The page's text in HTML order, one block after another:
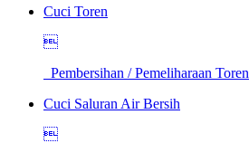
Cuci Toren

Pembersihan / Pemeliharaan Toren
Cuci Saluran Air Bersih
